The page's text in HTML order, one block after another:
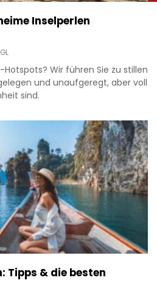
Inselperlen
Wir führen Sie zu stillen
und unaufgeregt, aber voll
sind.
Tipps & die besten